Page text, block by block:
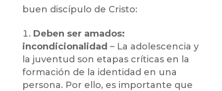
buen discípulo de Cristo:
Deben ser amados:
incondicionalidad – La adolescencia y
la juventud son etapas críticas en la
formación de la identidad en una
persona. Por ello, es importante que